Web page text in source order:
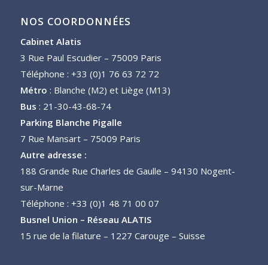
NOS COORDONNÉES
Cabinet Alatis
3 Rue Paul Escudier – 75009 Paris
Téléphone : +33 (0)1 76 63 72 72
Métro : Blanche (M2) et Liège (M13)
Bus : 21-30-43-68-74
Parking Blanche Pigalle
7 Rue Mansart – 75009 Paris
Autre adresse :
188 Grande Rue Charles de Gaulle – 94130 Nogent-
sur-Marne
Téléphone : +33 (0)1 48 71 00 07
Busnel Union – Réseau ALATIS
15 rue de la filature – 1227 Carouge – Suisse